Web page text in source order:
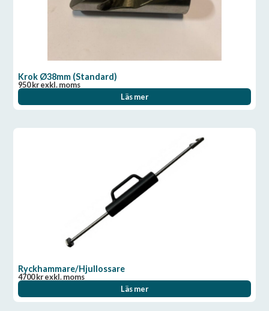
Krok Ø38mm (Standard)
950krexkl. moms
Läs mer
Ryckhammare/Hjullossare
4700krexkl. moms
Läs mer